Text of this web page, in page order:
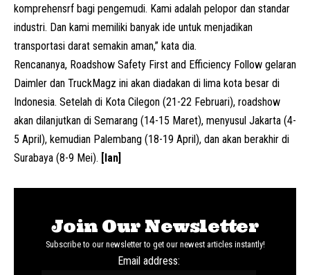
komprehensrf bagi pengemudi. Kami adalah pelopor dan standar
industri. Dan kami memiliki banyak ide untuk menjadikan
transportasi darat semakin aman,” kata dia.
Rencananya, Roadshow Safety First and Efficiency Follow gelaran
Daimler dan TruckMagz ini akan diadakan di lima kota besar di
Indonesia. Setelah di Kota Cilegon (21-22 Februari), roadshow
akan dilanjutkan di Semarang (14-15 Maret), menyusul Jakarta (4-
5 April), kemudian Palembang (18-19 April), dan akan berakhir di
Surabaya (8-9 Mei). [Ian]
Join Our Newsletter
Subscribe to our newsletter to get our newest articles instantly!
Email address: